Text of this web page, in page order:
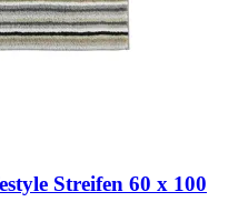
Streifen 60 x 100